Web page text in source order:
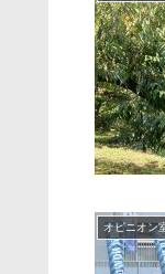
オピニオン